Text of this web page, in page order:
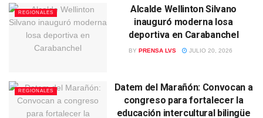
REGIONALES
Alcalde Wellinton Silvano
inauguró moderna losa
deportiva en Carabanchel
BY PRENSA LVS JULIO 20, 2026
REGIONALES
Datem del Marañón: Convocan a
congreso para fortalecer la
educación intercultural bilingüe